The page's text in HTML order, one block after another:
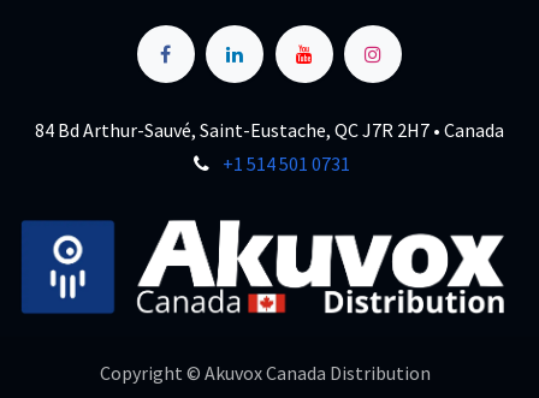
84 Bd Arthur-Sauvé, Saint-Eustache, QC J7R 2H7 • Canada
+1 514 501 0731
Copyright © Akuvox Canada Distribution